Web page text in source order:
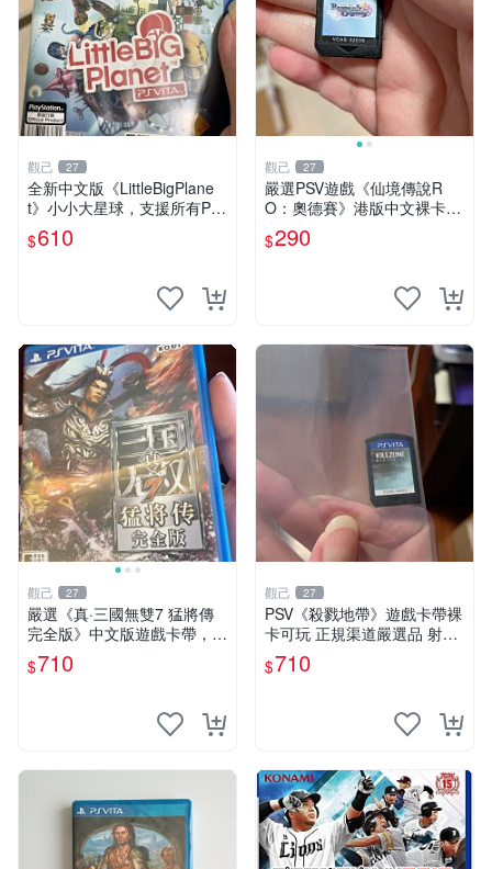
觀己 27
全新中文版《LittleBigPlane
t》小小大星球，支援所有PS
V主機，動作冒險遊戲，多人
連線對戰樂趣無窮，盒裝如
$610
觀己 27
嚴選PSV遊戲《仙境傳說R
O：奧德賽》港版中文裸卡，
功能正常成色佳 仙境傳說RO
奧德賽 港版
$290
觀己 27
嚴選《真·三國無雙7 猛將傳
完全版》中文版遊戲卡帶，附
原裝包裝盒與說明書，功能完
好，適合三國戰略玩家。PSV
$710
觀己 27
PSV《殺戮地帶》遊戲卡帶裸
卡可玩 正規渠道嚴選品 射擊
愛好者推薦 收藏自用兩相宜
殺戮地帶 PSV 卡帶 射擊遊戲
$710